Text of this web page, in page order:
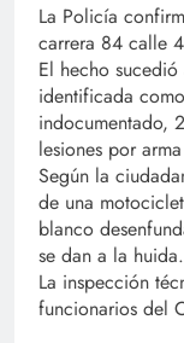
La Policía
carrera 84 calle
El hecho
identificada
indocumentado,
lesiones por
Según la
de una
blanco
se dan a la huida.
La inspección
funcionarios del